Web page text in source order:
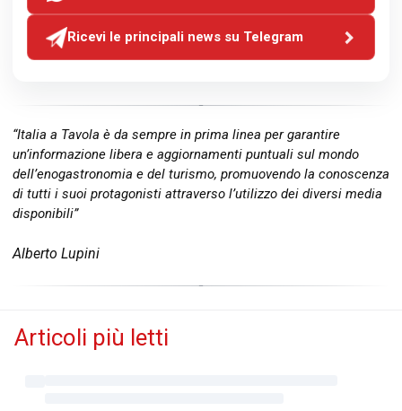
Ricevi le principali news su Telegram
“Italia a Tavola è da sempre in prima linea per garantire
un’informazione libera e aggiornamenti puntuali sul mondo
dell’enogastronomia e del turismo, promuovendo la conoscenza
di tutti i suoi protagonisti attraverso l’utilizzo dei diversi media
disponibili”
Alberto Lupini
Articoli più letti